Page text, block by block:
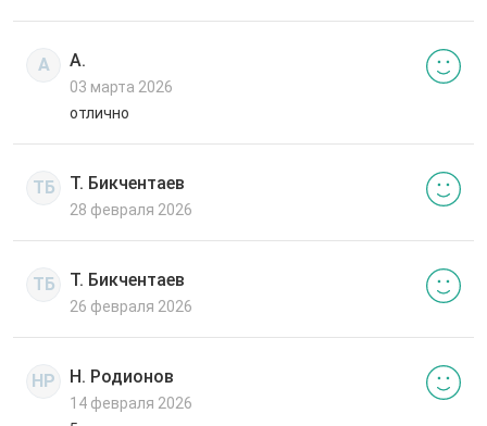
А А.
03 марта 2026
отлично
ТБ Т. Бикчентаев
28 февраля 2026
ТБ Т. Бикчентаев
26 февраля 2026
НР Н. Родионов
14 февраля 2026